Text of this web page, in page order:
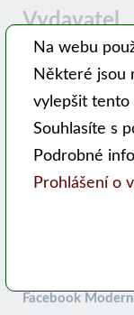
Vydavatel
Časopis
Pracovní
Hlavní 99, 753
Kontakty
Facebook
Na webu
Některé jsou
vylepšit tento
Souhlasíte s
Podrobné
Prohlášení o
Funkční
Analytické